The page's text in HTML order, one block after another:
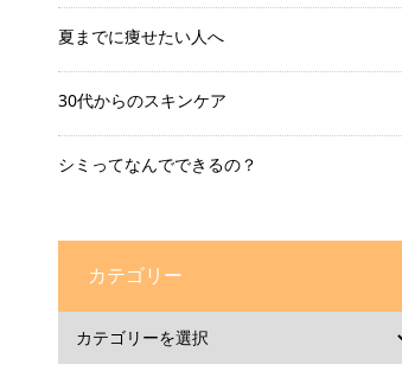
夏までに痩せたい人へ
30代からのスキンケア
シミってなんでできるの？
カテゴリー